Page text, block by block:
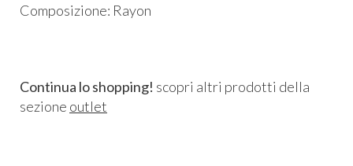
Composizione: Rayon
Continua lo shopping! scopri altri prodotti della
sezione outlet